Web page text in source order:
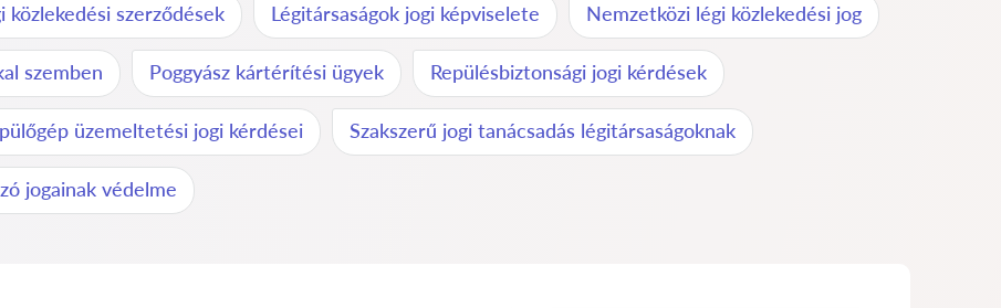
közlekedési szerződések Légitársaságok jogi képviselete Nemzetközi légi közlekedési jog
szemben Poggyász kártérítési ügyek Repülésbiztonsági jogi kérdések
üzemeltetési jogi kérdései Szakszerű jogi tanácsadás légitársaságoknak
jogainak védelme